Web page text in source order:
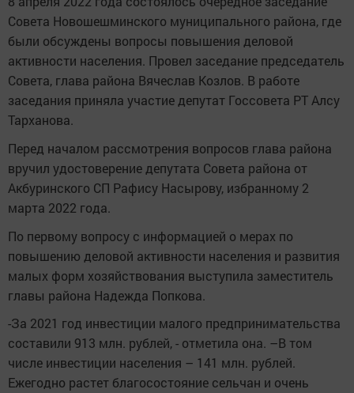
Совета Новошешминского муниципального района, где
были обсуждены вопросы повышения деловой
активности населения. Провел заседание председатель
Совета, глава района Вячеслав Козлов. В работе
заседания приняла участие депутат Госсовета РТ Алсу
Тарханова.
Перед началом рассмотрения вопросов глава района
вручил удостоверение депутата Совета района от
Акбуринского СП Рафису Насырову, избранному 2
марта 2022 года.
По первому вопросу с информацией о мерах по
повышению деловой активности населения и развития
малых форм хозяйствования выступила заместитель
главы района Надежда Попкова.
-За 2021 год инвестиции малого предпринимательства
составили 913 млн. рублей, - отметила она. –В том
числе инвестиции населения – 141 млн. рублей.
Ежегодно растет благосостояние сельчан и очень